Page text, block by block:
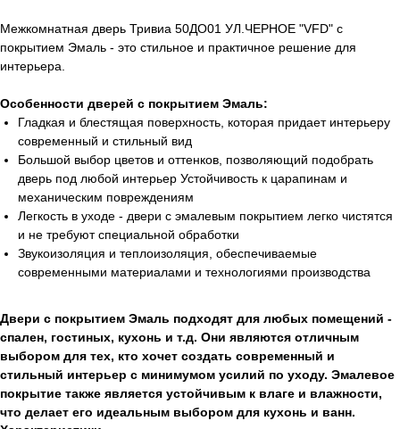
Межкомнатная дверь Тривиа 50ДО01 УЛ.ЧЕРНОЕ "VFD" с
покрытием Эмаль - это стильное и практичное решение для
интерьера.
Особенности дверей с покрытием Эмаль:
Гладкая и блестящая поверхность, которая придает интерьеру
современный и стильный вид
Большой выбор цветов и оттенков, позволяющий подобрать
дверь под любой интерьер Устойчивость к царапинам и
механическим повреждениям
Легкость в уходе - двери с эмалевым покрытием легко чистятся
и не требуют специальной обработки
Звукоизоляция и теплоизоляция, обеспечиваемые
современными материалами и технологиями производства
Двери с покрытием Эмаль подходят для любых помещений -
спален, гостиных, кухонь и т.д. Они являются отличным
выбором для тех, кто хочет создать современный и
стильный интерьер с минимумом усилий по уходу. Эмалевое
покрытие также является устойчивым к влаге и влажности,
что делает его идеальным выбором для кухонь и ванн.